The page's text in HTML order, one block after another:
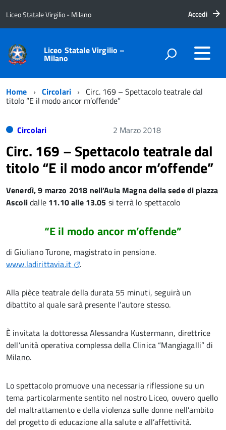
Liceo Statale Virgilio - Milano Accedi
Liceo Statale Virgilio –
Milano
Home Circolari Circ. 169 – Spettacolo teatrale dal
titolo “E il modo ancor m’offende”
Circolari 2 Marzo 2018
Circ. 169 – Spettacolo teatrale dal
titolo “E il modo ancor m’offende”
Venerdì, 9 marzo 2018 nell’Aula Magna della sede di piazza
Ascolidalle 11.10 alle 13.05 si terrà lo spettacolo
“E il modo ancor m’offende”
di Giuliano Turone, magistrato in pensione.
www.ladirittavia.it
.
Alla pièce teatrale della durata 55 minuti, seguirà un
dibattito al quale sarà presente l’autore stesso.
È invitata la dottoressa Alessandra Kustermann, direttrice
dell’unità operativa complessa della Clinica “Mangiagalli” di
Milano.
Lo spettacolo promuove una necessaria riflessione su un
tema particolarmente sentito nel nostro Liceo, ovvero quello
del maltrattamento e della violenza sulle donne nell’ambito
del progetto di educazione alla salute e all’affettività.